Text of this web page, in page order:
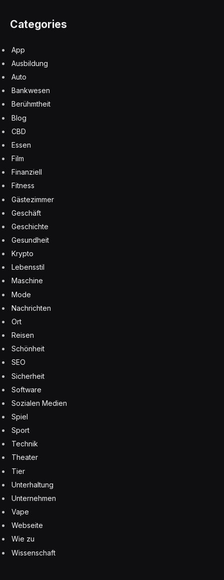
Categories
App
Ausbildung
Auto
Bankwesen
Berühmtheit
Blog
CBD
Essen
Film
Finanziell
Fitness
Gästezimmer
Geschäft
Geschichte
Gesundheit
Krypto
Lebensstil
Maschine
Mode
Nachrichten
Ort
Reisen
Schönheit
SEO
Sicherheit
Software
Sozialen Medien
Spiel
Sport
Technik
Theater
Tier
Unterhaltung
Unternehmen
Vape
Webseite
Wie zu
Wissenschaft